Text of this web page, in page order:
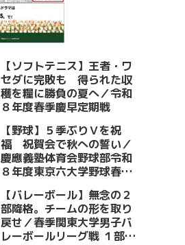
【ソフトテニス】王者・ワ
セダに完敗も 得られた収
穫を糧に勝負の夏へ／令和
８年度春季慶早定期戦
【野球】５季ぶりＶを祝
福 祝賀会で秋への誓い／
慶應義塾体育会野球部令和
８年度東京六大学野球春季
～
【バレーボール】無念の２
部降格。チームの形を取り
戻せ／春季関東大学男子バ
レーボールリーグ戦 １部・